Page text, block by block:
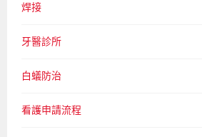
焊接
牙醫診所
白蟻防治
看護申請流程